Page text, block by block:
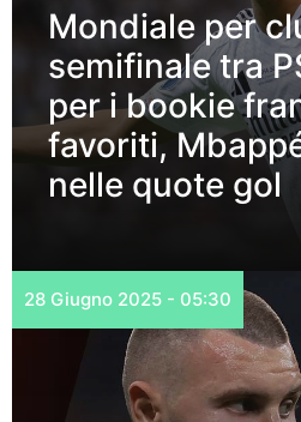
Mondiale per
semifinale tra
per i bookie
favoriti,
nelle quote gol
28 Giugno 2025 - 05:30